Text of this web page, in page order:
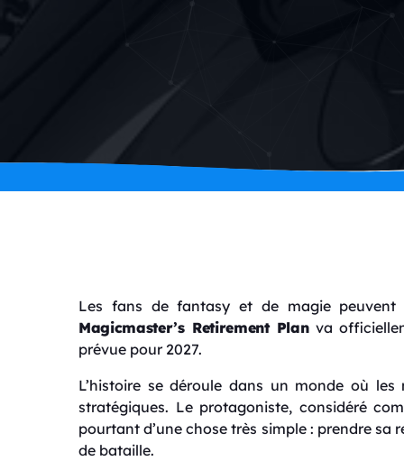
Les fans de fantasy et de magie
Magicmaster’s Retirement Planva
prévue pour 2027.
L’histoire se déroule dans un monde où
stratégiques. Le protagoniste, considéré
pourtant d’une chose très simple : prendre
de bataille.